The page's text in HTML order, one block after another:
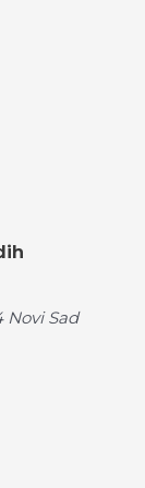
Novi Sad